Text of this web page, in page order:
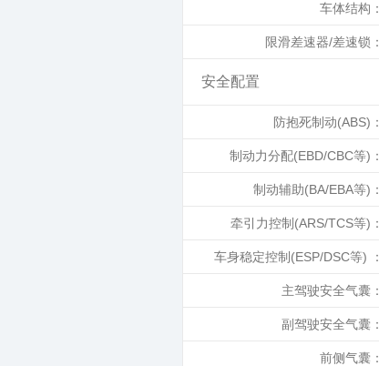
车体结构：
限滑差速器/差速锁：
安全配置
防抱死制动(ABS)：
制动力分配(EBD/CBC等)：
制动辅助(BA/EBA等)：
牵引力控制(ARS/TCS等)：
车身稳定控制(ESP/DSC等) ：
主驾驶安全气囊：
副驾驶安全气囊：
前侧气囊：